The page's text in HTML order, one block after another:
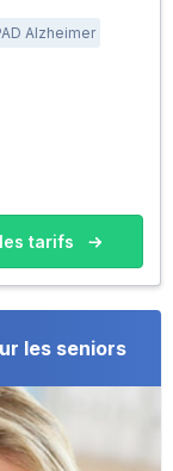
Alzheimer
tarifs
les seniors